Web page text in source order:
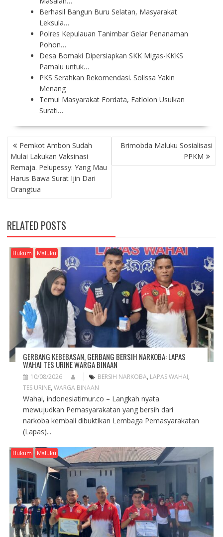
Berhasil Bangun Buru Selatan, Masyarakat
Leksula…
Polres Kepulauan Tanimbar Gelar Penanaman
Pohon…
Desa Bomaki Dipersiapkan SKK Migas-KKKS
Pamalu untuk…
PKS Serahkan Rekomendasi. Solissa Yakin
Menang
Temui Masyarakat Fordata, Fatlolon Usulkan
Surati…
P
O
S
T
N
A
I
G
A
T
Pemkot Ambon Sudah
Mulai Lakukan Vaksinasi
Remaja. Pelupessy: Yang Mau
Harus Bawa Surat Ijin Dari
Orangtua
Brimobda Maluku Sosialisasi
PPKM
RELATED POSTS
Hukum Maluku
GERBANG KEBEBASAN, GERBANG BERSIH NARKOBA: LAPAS
WAHAI TES URINE WARGA BINAAN
10/08/2026 BERSIH NARKOBA, LAPAS WAHAI,
TES URINE, WARGA BINAAN
Wahai, indonesiatimur.co – Langkah nyata
mewujudkan Pemasyarakatan yang bersih dari
narkoba kembali dibuktikan Lembaga Pemasyarakatan
(Lapas)...
Hukum Maluku